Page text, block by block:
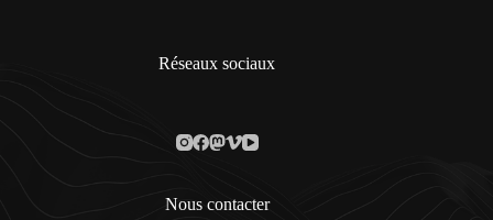
Réseaux sociaux
Nous contacter